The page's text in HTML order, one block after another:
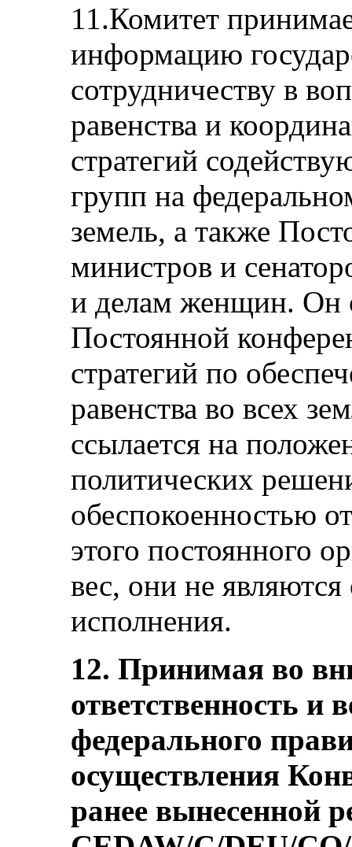
11.Комитет
информацию
сотрудничеству в
равенства и
стратегий
групп на
земель, а также
министров и
и делам женщин. Он
Постоянной
стратегий по
равенства во всех
ссылается на
политических
обеспокоенностью
этого постоянного
вес, они не
исполнения.
12. Принимая во
ответственность и
федерального
осуществления
ранее вынесенной